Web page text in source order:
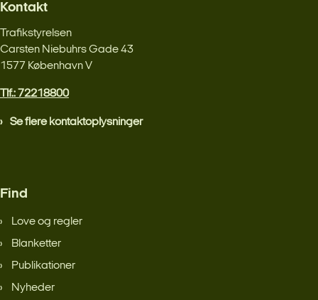
Kontakt
Trafikstyrelsen
Carsten Niebuhrs Gade 43
1577 København V
Tlf.: 72218800
Se flere kontaktoplysninger
Find
Love og regler
Blanketter
Publikationer
Nyheder